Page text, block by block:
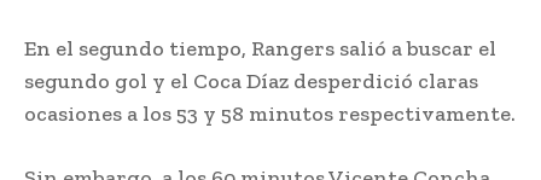
En el segundo tiempo, Rangers salió a buscar el
segundo gol y el Coca Díaz desperdició claras
ocasiones a los 53 y 58 minutos respectivamente.